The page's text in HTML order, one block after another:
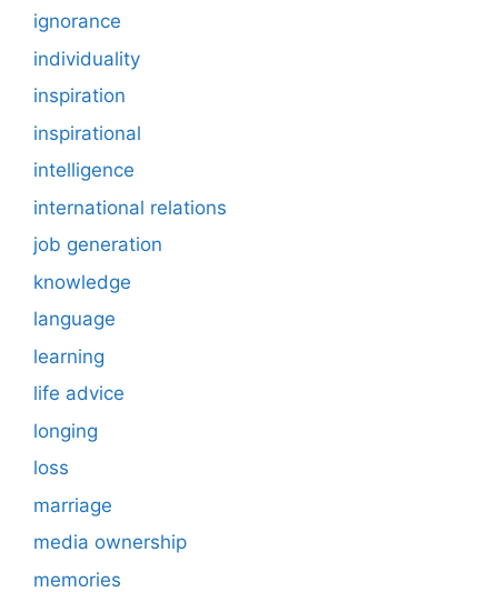
ignorance
individuality
inspiration
inspirational
intelligence
international relations
job generation
knowledge
language
learning
life advice
longing
loss
marriage
media ownership
memories